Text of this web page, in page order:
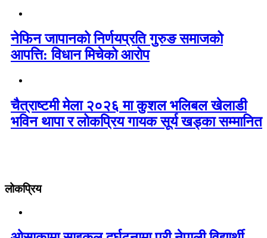
नेफिन जापानको निर्णयप्रति गुरुङ समाजको
आपत्ति: विधान मिचेको आरोप
चैत्राष्टमी मेला २०२६ मा कुशल भलिबल खेलाडी
भविन थापा र लोकप्रिय गायक सूर्य खड्का सम्मानित
लोकप्रिय